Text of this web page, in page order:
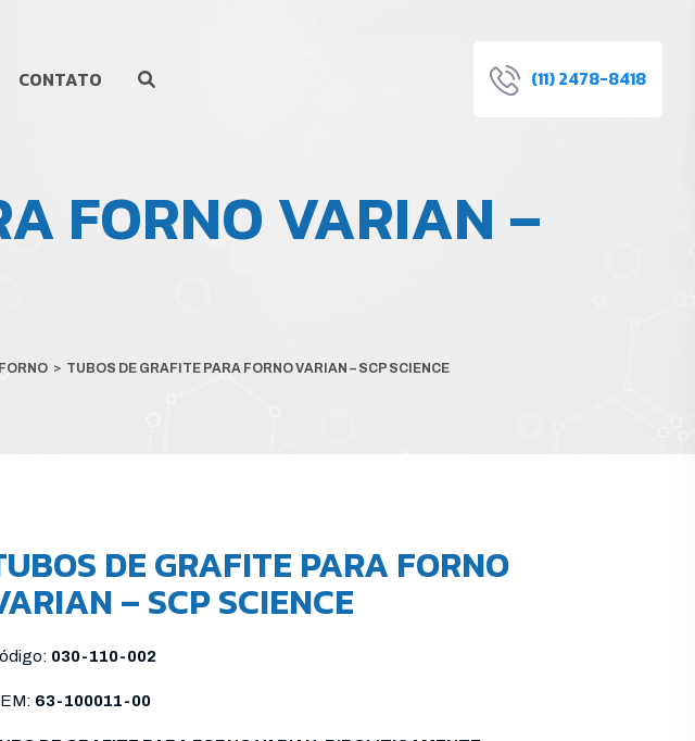
CONTATO (11) 2478-8418
FORNO VARIAN –
> TUBOS DE GRAFITE PARA FORNO VARIAN – SCP SCIENCE
DE GRAFITE PARA FORNO
– SCP SCIENCE
030-110-002
63-100011-00